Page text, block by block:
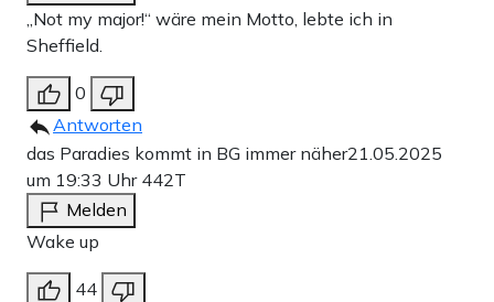
„Not my major!“ wäre mein Motto, lebte ich in
Sheffield.
0
Antworten
das Paradies kommt in BG immer näher21.05.2025
um 19:33 Uhr 442T
Melden
Wake up
44